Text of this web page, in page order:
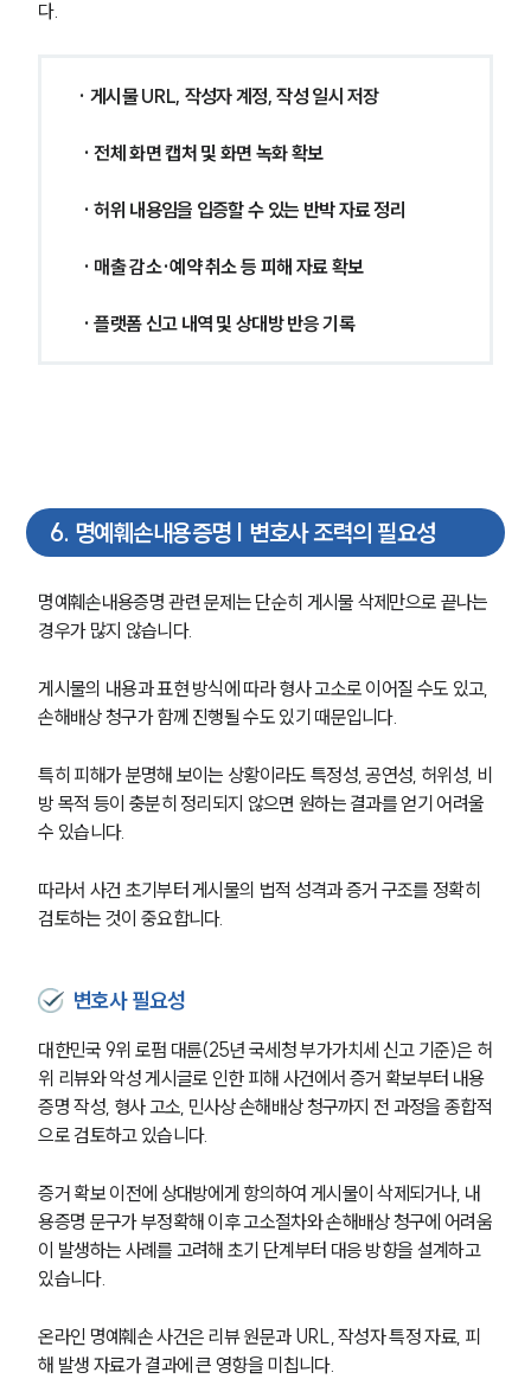
다.
· 게시물 URL, 작성자 계정, 작성 일시 저장
· 전체 화면 캡처 및 화면 녹화 확보
· 허위 내용임을 입증할 수 있는 반박 자료 정리
· 매출 감소·예약 취소 등 피해 자료 확보
· 플랫폼 신고 내역 및 상대방 반응 기록
6. 명예훼손내용증명 | 변호사 조력의 필요성
명예훼손내용증명 관련 문제는 단순히 게시물 삭제만으로 끝나는
경우가 많지 않습니다.
게시물의 내용과 표현 방식에 따라 형사 고소로 이어질 수도 있고,
손해배상 청구가 함께 진행될 수도 있기 때문입니다.
특히 피해가 분명해 보이는 상황이라도 특정성, 공연성, 허위성, 비
방 목적 등이 충분히 정리되지 않으면 원하는 결과를 얻기 어려울
수 있습니다.
따라서 사건 초기부터 게시물의 법적 성격과 증거 구조를 정확히
검토하는 것이 중요합니다.
변호사 필요성
대한민국 9위 로펌 대륜(25년 국세청 부가가치세 신고 기준)은 허
위 리뷰와 악성 게시글로 인한 피해 사건에서 증거 확보부터 내용
증명 작성, 형사 고소, 민사상 손해배상 청구까지 전 과정을 종합적
으로 검토하고 있습니다.
증거 확보 이전에 상대방에게 항의하여 게시물이 삭제되거나, 내
용증명 문구가 부정확해 이후 고소절차와 손해배상 청구에 어려움
이 발생하는 사례를 고려해 초기 단계부터 대응 방향을 설계하고
있습니다.
온라인 명예훼손 사건은 리뷰 원문과 URL, 작성자 특정 자료, 피
해 발생 자료가 결과에 큰 영향을 미칩니다.